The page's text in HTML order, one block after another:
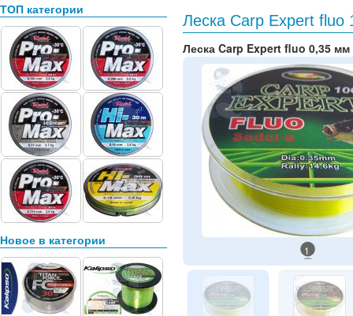
ТОП категории
Новое в категории
Леска Carp Expert fluo
Леска Carp Expert fluo 0,35
1